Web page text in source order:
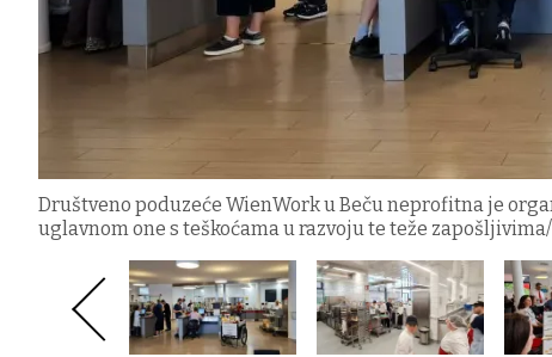
Društveno poduzeće WienWork u Beču neprofitna je
uglavnom one s teškoćama u razvoju te teže zapošljivima/